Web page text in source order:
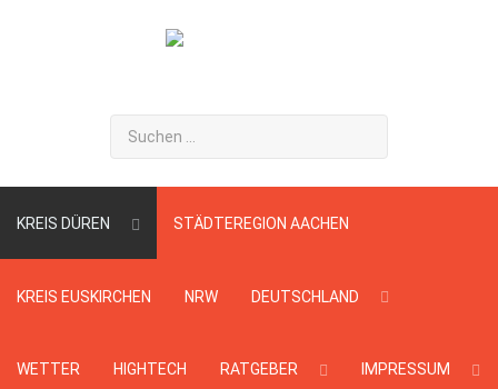
Suchen
...
KREIS DÜREN STÄDTEREGION AACHEN
KREIS EUSKIRCHEN NRW DEUTSCHLAND
WETTER HIGHTECH RATGEBER IMPRESSUM